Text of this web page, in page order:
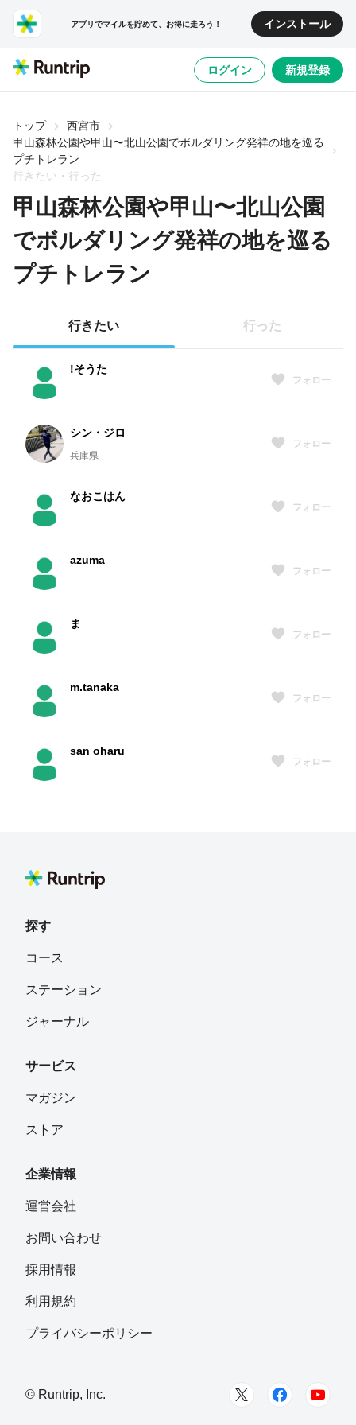
アプリでマイルを貯めて、お得に走ろう！ インストール
ログイン 新規登録
トップ
西宮市
甲山森林公園や甲山〜北山公園でボルダリング発祥の地を巡る
プチトレラン
行きたい・行った
甲山森林公園や甲山〜北山公園
でボルダリング発祥の地を巡る
プチトレラン
行きたい 行った
!そうた
フォロー
シン・ジロ
兵庫県
フォロー
なおこはん
フォロー
azuma
フォロー
ま
フォロー
m.tanaka
フォロー
san oharu
フォロー
高田 一
にあ
山トシ
フォロー
探す
コース
ステーション
ジャーナル
サービス
マガジン
ストア
企業情報
運営会社
お問い合わせ
採用情報
利用規約
プライバシーポリシー
© Runtrip, Inc.